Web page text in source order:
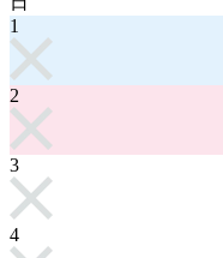
1
2
3
4